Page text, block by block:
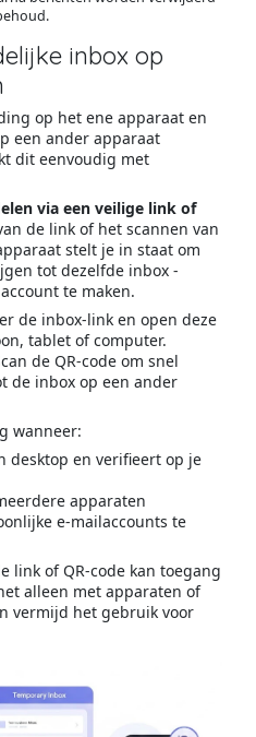
inbox op
op het ene apparaat en
een ander apparaat
dit eenvoudig met
via een veilige link of
de link of het scannen van
stelt je in staat om
tot dezelfde inbox -
te maken.
de inbox-link en open deze
tablet of computer.
de QR-code om snel
de inbox op een ander
wanneer:
desktop en verifieert op je
apparaten
e-mailaccounts te
link of QR-code kan toegang
alleen met apparaten of
vermijd het gebruik voor